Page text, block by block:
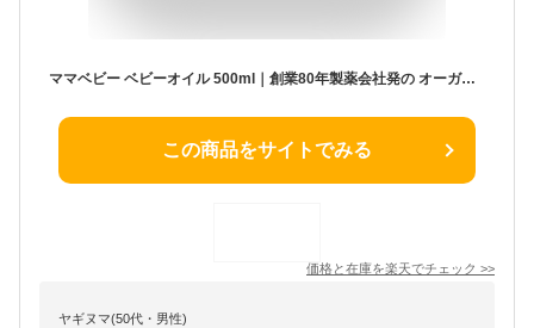
ママベビー ベビーオイル 500ml｜創業80年製薬会社発の オーガニック 品質｜お風呂後の保湿 おへそ・お尻周りのお掃除用｜ベビー マッサージ 妊娠線ケア ヘアオイル [皮膚アレルギーテスト済]マッサージオイル 妊婦
この商品をサイトでみる
価格と在庫を楽天でチェック >>
ヤギヌマ(50代・男性)